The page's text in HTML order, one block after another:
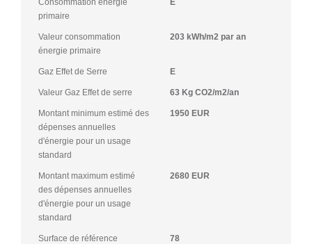
primaire
Valeur consommation
énergie primaire
203 kWh/m2 par an
Gaz Effet de Serre E
Valeur Gaz Effet de serre 63 Kg CO2/m2/an
Montant minimum estimé des
dépenses annuelles
d'énergie pour un usage
standard
1950 EUR
Montant maximum estimé
des dépenses annuelles
d'énergie pour un usage
standard
2680 EUR
Surface de référence 78